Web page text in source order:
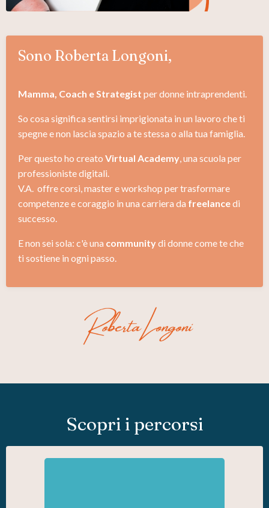
Sono Roberta Longoni,
Mamma, Coach e Strategist per donne intraprendenti.
So cosa significa sentirsi imprigionata in un lavoro che ti
spegne e non lascia spazio a te stessa o alla tua famiglia.
Per questo ho creato Virtual Academy, una scuola per
professioniste digitali.
V.A. offre corsi, master e workshop per trasformare
competenze e coraggio in una carriera da freelancedi
successo.
E non sei sola: c'è una communitydi donne come te che
ti sostiene in ogni passo.
Scopri i percorsi